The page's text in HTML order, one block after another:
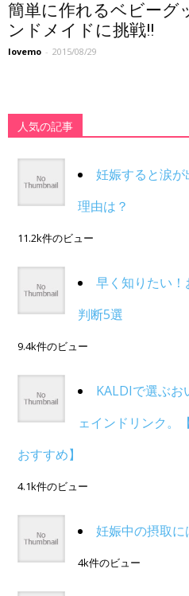
簡単に作れるベビーグ
ンドメイドに挑戦!!
lovemo - 2015/08/29
人気の記事
妊娠すると涙
理由は？
11.2k件のビュー
早く知りたい
判断5選
9.4k件のビュー
KALDIで選ぶお
ェインドリンク。
おすすめ】
4.1k件のビュー
妊娠中の摂取
4k件のビュー